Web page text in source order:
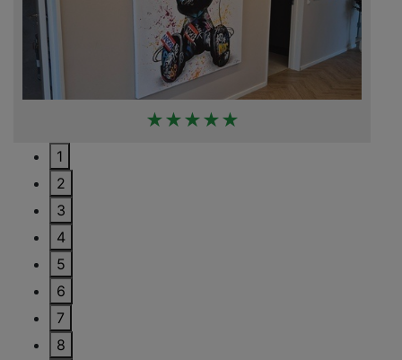
★★★★★
1
2
3
4
5
6
7
8